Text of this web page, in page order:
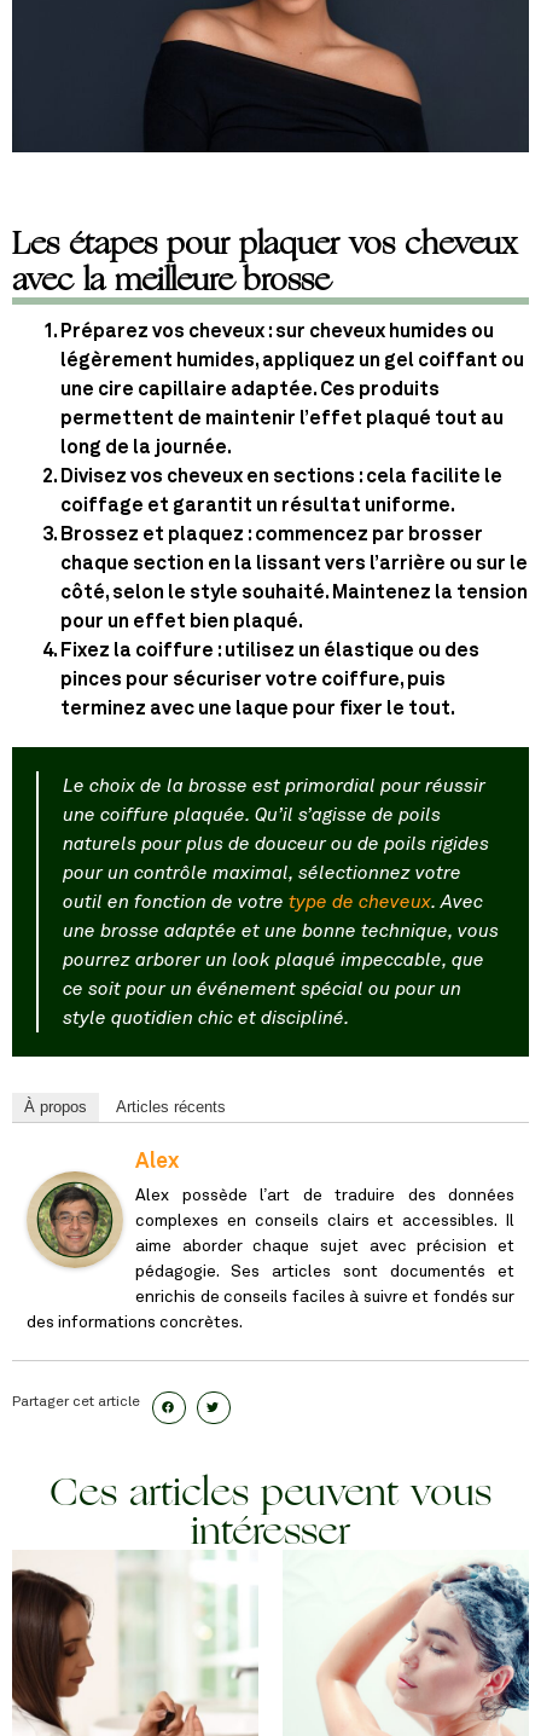
Les étapes pour plaquer vos cheveux
avec la meilleure brosse
Préparez vos cheveux : sur cheveux humides ou
légèrement humides, appliquez un gel coiffant ou
une cire capillaire adaptée. Ces produits
permettent de maintenir l’effet plaqué tout au
long de la journée.
Divisez vos cheveux en sections : cela facilite le
coiffage et garantit un résultat uniforme.
Brossez et plaquez : commencez par brosser
chaque section en la lissant vers l’arrière ou sur le
côté, selon le style souhaité. Maintenez la tension
pour un effet bien plaqué.
Fixez la coiffure : utilisez un élastique ou des
pinces pour sécuriser votre coiffure, puis
terminez avec une laque pour fixer le tout.
Le choix de la brosse est primordial pour réussir
une coiffure plaquée. Qu’il s’agisse de poils
naturels pour plus de douceur ou de poils rigides
pour un contrôle maximal, sélectionnez votre
outil en fonction de votre type de cheveux. Avec
une brosse adaptée et une bonne technique, vous
pourrez arborer un look plaqué impeccable, que
ce soit pour un événement spécial ou pour un
style quotidien chic et discipliné.
À propos Articles récents
Alex
Alex possède l’art de traduire des données
complexes en conseils clairs et accessibles. Il
aime aborder chaque sujet avec précision et
pédagogie. Ses articles sont documentés et
enrichis de conseils faciles à suivre et fondés sur
des informations concrètes.
Partager cet article
Ces articles peuvent vous
intéresser